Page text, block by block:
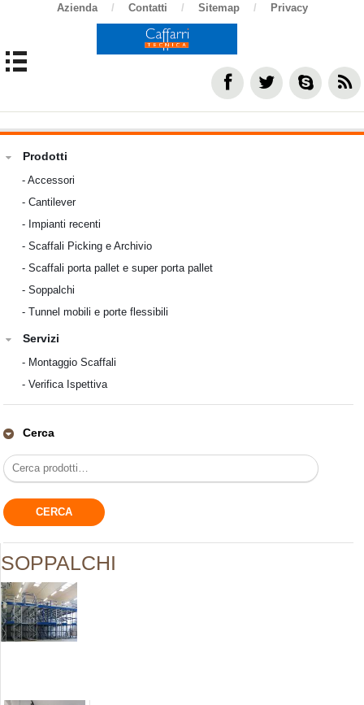
Azienda / Contatti / Sitemap / Privacy
Prodotti
-Accessori
-Cantilever
- Impianti recenti
-Scaffali Picking e Archivio
-Scaffali porta pallet e super porta pallet
-Soppalchi
-Tunnel mobili e porte flessibili
Servizi
- Montaggio Scaffali
-Verifica Ispettiva
Cerca
SOPPALCHI